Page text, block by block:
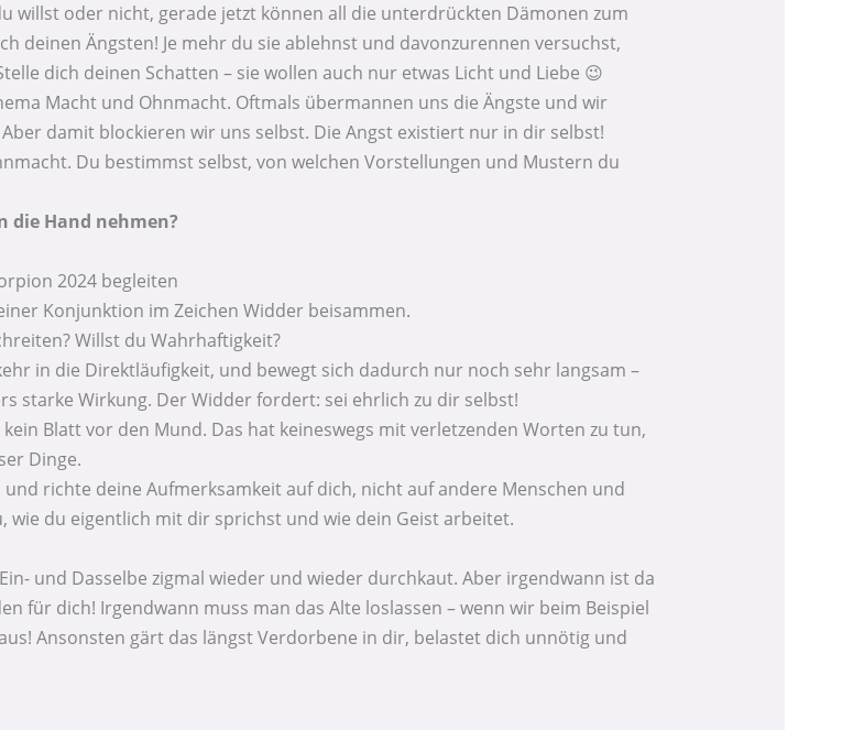
willst oder nicht, gerade jetzt können all die unterdrückten Dämonen zum
deinen Ängsten! Je mehr du sie ablehnst und davonzurennen versuchst,
dich deinen Schatten – sie wollen auch nur etwas Licht und Liebe 😉
Macht und Ohnmacht. Oftmals übermannen uns die Ängste und wir
damit blockieren wir uns selbst. Die Angst existiert nur in dir selbst!
Du bestimmst selbst, von welchen Vorstellungen und Mustern du
die Hand nehmen?
2024 begleiten
Konjunktion im Zeichen Widder beisammen.
Willst du Wahrhaftigkeit?
in die Direktläufigkeit, und bewegt sich dadurch nur noch sehr langsam –
starke Wirkung. Der Widder fordert: sei ehrlich zu dir selbst!
Blatt vor den Mund. Das hat keineswegs mit verletzenden Worten zu tun,
Dinge.
richte deine Aufmerksamkeit auf dich, nicht auf andere Menschen und
wie du eigentlich mit dir sprichst und wie dein Geist arbeitet.
und Dasselbe zigmal wieder und wieder durchkaut. Aber irgendwann ist da
für dich! Irgendwann muss man das Alte loslassen – wenn wir beim Beispiel
Ansonsten gärt das längst Verdorbene in dir, belastet dich unnötig und